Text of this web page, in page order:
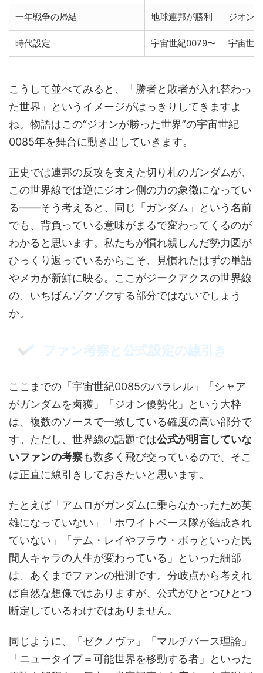
一年戦争の帰結 地球連邦が勝利 ジオン
時代設定 宇宙世紀0079〜 宇宙世
こうして並べてみると、「勝者と敗者が入れ替わっ
た世界」というイメージがはっきりしてきますよ
ね。物語はこの“ジオンが勝った世界”の宇宙世紀
0085年を舞台に動き出していきます。
正史では連邦の反攻を支えた切り札のガンダムが、
この世界線では逆にジオン側の力の象徴になってい
る――そう考えると、同じ「ガンダム」という名前
でも、背負っている意味がまるで変わってくるのが
わかると思います。私たちが慣れ親しんだ勢力図が
ひっくり返っているからこそ、見慣れたはずの単語
やメカが新鮮に映る。ここがジークアクスの世界線
の、いちばんゾクゾクする部分ではないでしょう
か。
ファン考察と公式設定の線引き
ここまでの「宇宙世紀0085のパラレル」「シャア
がガンダムを鹵獲」「ジオン優勢化」という大枠
は、複数のソースで一致している確度の高い部分で
す。ただし、世界線の話題では公式が明言していな
いファンの考察も数多く飛び交っているので、そこ
は正直に線引きしておきたいと思います。
たとえば「アムロがガンダムに乗らなかったため英
雄になっていない」「ホワイトベース隊が結成され
ていない」「テム・レイやフラウ・ボゥといった民
間人キャラの人生が変わっている」といった細部
は、あくまでファンの推測です。分岐点から考えれ
ば自然な想像ではありますが、公式がひとつひとつ
断定しているわけではありません。
同じように、「ゼクノヴァ」「マルチバース理論」
「ニュータイプ＝可能世界を移動する者」といった